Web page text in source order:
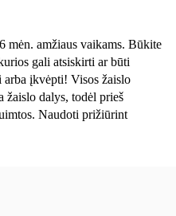
mėn. amžiaus vaikams. Būkite
gali atsiskirti ar būti
arba įkvėpti! Visos žaislо
žaislo dalys, todėl prieš
Naudoti prižiūrint